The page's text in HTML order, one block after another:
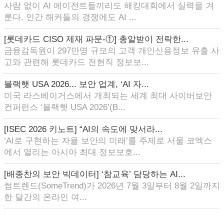
사람 없이 AI 에이전트들끼리도 해킹대회에서 실력을 겨
룬다. 인간 해커들의 경쟁에도 AI ...
[롯데카드 CISO 제재 파문-①] 총알받이 전락한...
금융감독원이 297만명 규모의 고객 개인신용정보 유출 사
고와 관련해 롯데카드 전현직 정보보...
블랙햇 USA 2026... 보안 업계, ‘AI 자...
미국 라스베이거스에서 개최되는 세계 최대 사이버보안
컨퍼런스 ‘블랙햇 USA 2026’(B...
[ISEC 2026 키노트] “AI의 속도에 맞서라...
‘AI로 구현하는 자율 보안의 미래’를 주제로 서울 코엑스
에서 열리는 아시아 최대 정보보호...
[배종찬의 보안 빅데이터] ‘참교육’ 담당하는 AI...
썸트렌드(SomeTrend)가 2026년 7월 3일부터 8월 2일까지
한 달간의 온라인 여...